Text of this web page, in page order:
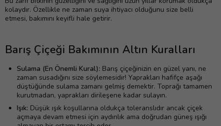
kolaydır. Özellikle ne zaman suya ihtiyacı olduğunu size belli
etmesi, bakımını keyifli hale getirir.
Barış Çiçeği Bakımının Altın Kuralları
Sulama (En Önemli Kural): Barış çiçeğinizin en güzel yanı, ne
zaman susadığını size söylemesidir! Yaprakları hafifçe aşağı
düştüğünde sulama zamanı gelmiş demektir. Toprağı tamamen
kurutmadan, yaprakları dirileşene kadar sulayın.
Işık: Düşük ışık koşullarına oldukça toleranslıdır ancak çiçek
açmaya devam etmesi için aydınlık ama doğrudan güneş ışığı